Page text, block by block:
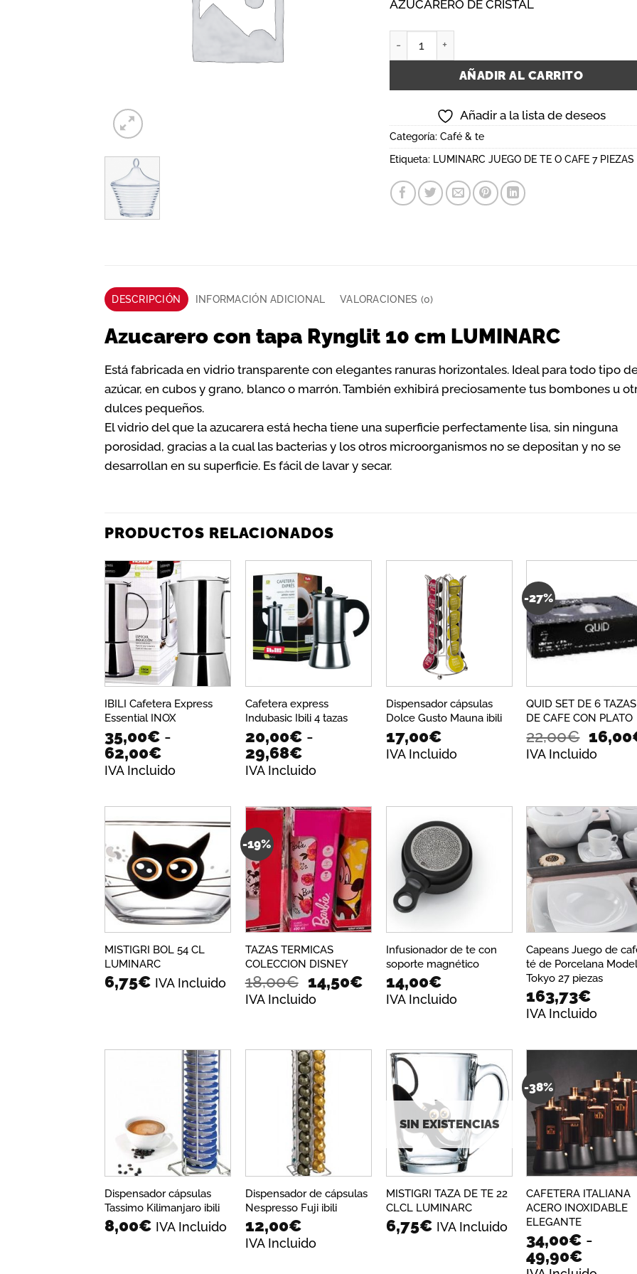
AZUCARERO DE CRISTAL
AÑADIR AL CARRITO
Añadir a la lista de deseos
Categoría: Café & te
Etiqueta: LUMINARC JUEGO DE TE O CAFE 7 PIEZAS
DESCRIPCIÓN INFORMACIÓN ADICIONAL VALORACIONES (0)
Azucarero con tapa Rynglit 10 cm LUMINARC
Está fabricada en vidrio transparente con elegantes ranuras horizontales. Ideal para todo tipo
azúcar, en cubos y grano, blanco o marrón. También exhibirá preciosamente tus bombones u
dulces pequeños.
El vidrio del que la azucarera está hecha tiene una superficie perfectamente lisa, sin ninguna
porosidad, gracias a la cual las bacterias y los otros microorganismos no se depositan y no se
desarrollan en su superficie. Es fácil de lavar y secar.
PRODUCTOS RELACIONADOS
lista de
IBILI Cafetera Express
Essential INOX
35,00€ -
62,00€Rango
de
35,00€
hasta
62,00€
IVA Incluido
Añadir
a la
lista de
deseos
Cafetera express
Indubasic Ibili 4 tazas
20,00€ -
29,68€Rango
de
20,00€
hasta
29,68€
IVA Incluido
Dispensador cápsulas
Dolce Gusto Mauna ibili
17,00€
IVA Incluido
-27%
Añadir
a la
QUID SET DE 6 TAZAS
DE CAFE CON PLATO
22,00€ El
precio
16,00
IVA Incluido
Añadir
a la
lista de
deseos
MISTIGRI BOL 54 CL
LUMINARC
6,75€ IVA Incluido
-19%
Añadir
a la
lista de
deseos
TAZAS TERMICAS
COLECCION DISNEY
18,00€ El
precio
18,00€.
14,50€El
precio
14,50€.
IVA Incluido
Infusionador de te con
soporte magnético
14,00€
IVA Incluido
a la
lista
Capeans Juego de
té de Porcelana
Tokyo 27 piezas
163,73€
IVA Incluido
Añadir
a la
lista de
deseos
Dispensador cápsulas
Tassimo Kilimanjaro ibili
8,00€ IVA Incluido
Dispensador de cápsulas
Nespresso Fuji ibili
12,00€
IVA Incluido
Añadir
deseos
SIN EXISTENCIAS
MISTIGRI TAZA DE TE 22
CLCL LUMINARC
6,75€ IVA Incluido
-38%
a la
lista de
deseos
CAFETERA ITALIANA
ACERO INOXIDABLE
ELEGANTE
34,00€ -
49,90€Rango